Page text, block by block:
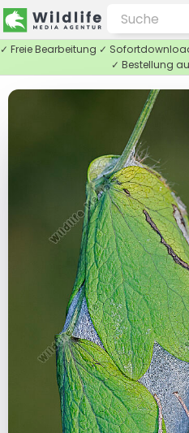
✓ Freie Bearbeitung ✓
✓ Bestellung